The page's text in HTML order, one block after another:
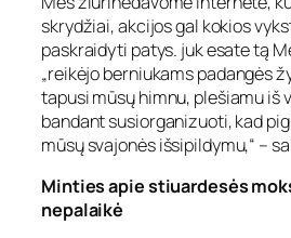
skrydžiai, akcijos gal kokios
paskraidyti patys. juk esate tą
„reikėjo berniukams padangės
tapusi mūsų himnu, plešiamu iš
bandant susiorganizuoti, kad
mūsų svajonės išsipildymu,“ –
Minties apie stiuardesės
nepalaikė